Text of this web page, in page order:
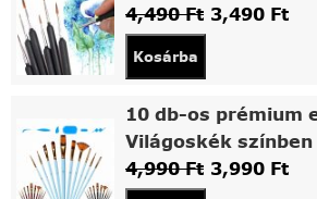
4,490Ft 3,490 Ft
Kosárba
10 db-os prémium
Világoskék színben
4,990Ft 3,990 Ft